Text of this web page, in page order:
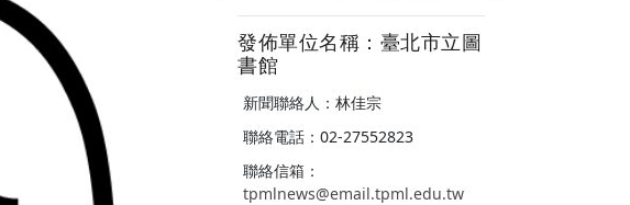
發佈單位名稱：臺北市立圖
書館
新聞聯絡人：林佳宗
聯絡電話：02-27552823
聯絡信箱：
tpmlnews@email.tpml.edu.tw